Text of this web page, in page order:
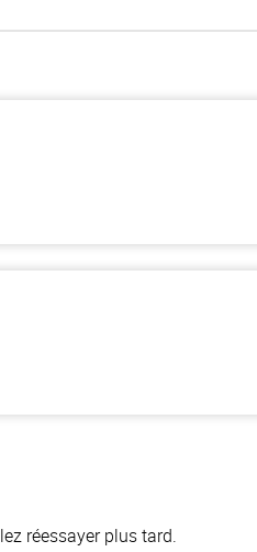
réessayer plus tard.